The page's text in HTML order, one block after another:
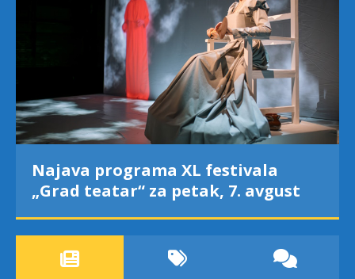
Najava programa XL festivala
„Grad teatar“ za petak, 7. avgust